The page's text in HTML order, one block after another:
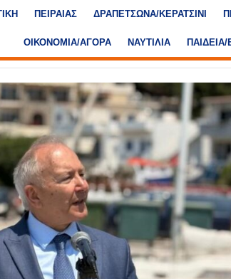
ΠΕΙΡΑΙΑΣ ΔΡΑΠΕΤΣΩΝΑ/ΚΕΡΑΤΣΙΝΙ
ΟΙΚΟΝΟΜΙΑ/ΑΓΟΡΑ ΝΑΥΤΙΛΙΑ